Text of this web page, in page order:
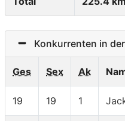
Konkurrenten in
Ges Sex Ak
19 19 1